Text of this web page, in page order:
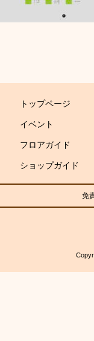
トップページ
イベント
フロアガイド
ショップガイド
免